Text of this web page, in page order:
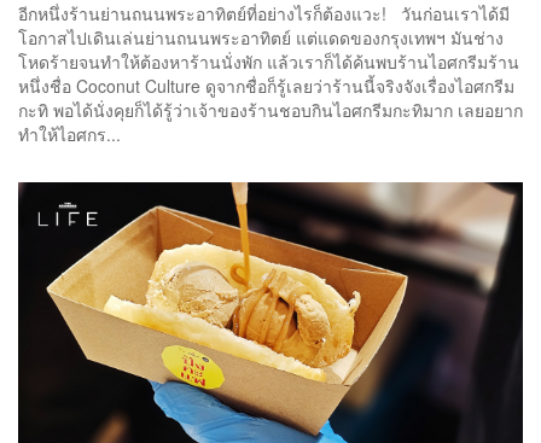
อีกหนึ่งร้านย่านถนนพระอาทิตย์ที่อย่างไรก็ต้องแวะ! วันก่อนเราได้มี
โอกาสไปเดินเล่นย่านถนนพระอาทิตย์ แต่แดดของกรุงเทพฯ มันช่าง
โหดร้ายจนทำให้ต้องหาร้านนั่งพัก แล้วเราก็ได้ค้นพบร้านไอศกรีมร้าน
หนึ่งชื่อ Coconut Culture ดูจากชื่อก็รู้เลยว่าร้านนี้จริงจังเรื่องไอศกรีม
กะทิ พอได้นั่งคุยก็ได้รู้ว่าเจ้าของร้านชอบกินไอศกรีมกะทิมาก เลยอยาก
ทำให้ไอศกร...